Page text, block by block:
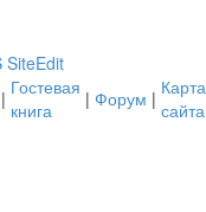
| Гостевая
книга
| Форум | Карта
сайта